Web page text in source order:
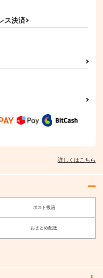
770円
ス決済
詳しくはこちら
ポスト投函
おまとめ配送